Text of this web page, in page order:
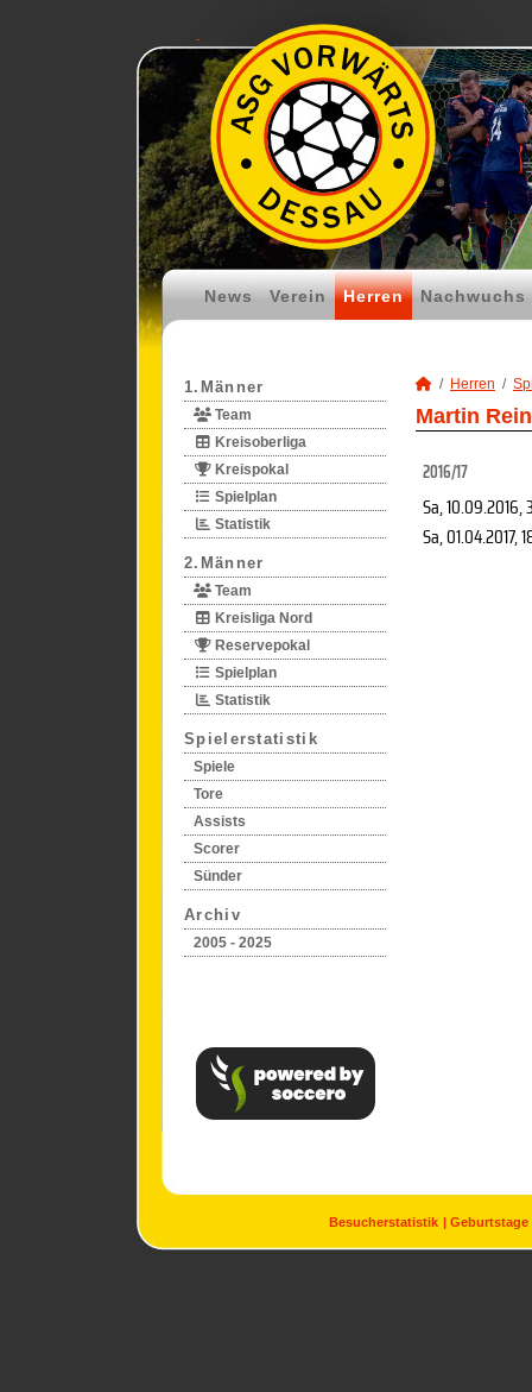
News Verein Herren Nachwuchs
1.Männer
Team
Kreisoberliga
Kreispokal
Spielplan
Statistik
2.Männer
Team
Kreisliga Nord
Reservepokal
Spielplan
Statistik
Spielerstatistik
Spiele
Tore
Assists
Scorer
Sünder
Archiv
2005 - 2025
Herren
Martin
2016/17
Sa, 10.09.2016,
Sa, 01.04.2017,
Besucherstatistik Geburtstage